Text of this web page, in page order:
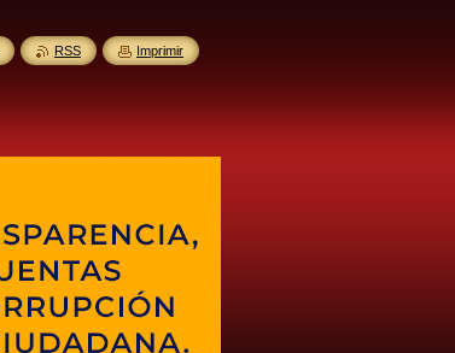
RSS Imprimir